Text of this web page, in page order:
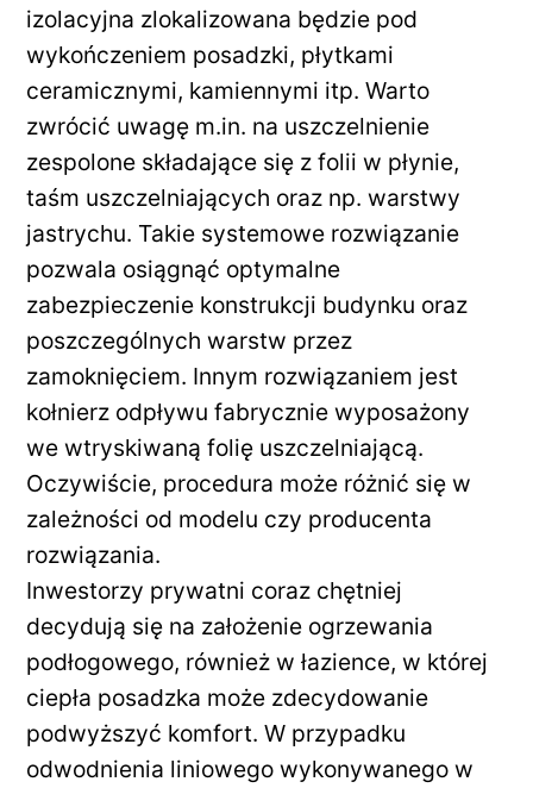
izolacyjna zlokalizowana będzie pod
wykończeniem posadzki, płytkami
ceramicznymi, kamiennymi itp. Warto
zwrócić uwagę m.in. na uszczelnienie
zespolone składające się z folii w płynie,
taśm uszczelniających oraz np. warstwy
jastrychu. Takie systemowe rozwiązanie
pozwala osiągnąć optymalne
zabezpieczenie konstrukcji budynku oraz
poszczególnych warstw przez
zamoknięciem. Innym rozwiązaniem jest
kołnierz odpływu fabrycznie wyposażony
we wtryskiwaną folię uszczelniającą.
Oczywiście, procedura może różnić się w
zależności od modelu czy producenta
rozwiązania.
Inwestorzy prywatni coraz chętniej
decydują się na założenie ogrzewania
podłogowego, również w łazience, w której
ciepła posadzka może zdecydowanie
podwyższyć komfort. W przypadku
odwodnienia liniowego wykonywanego w